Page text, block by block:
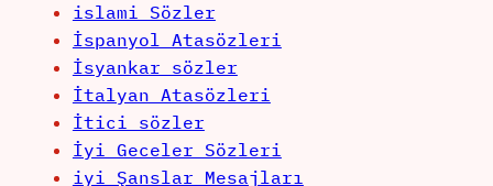
islami Sözler
İspanyol Atasözleri
İsyankar sözler
İtalyan Atasözleri
İtici sözler
İyi Geceler Sözleri
iyi Şanslar Mesajları